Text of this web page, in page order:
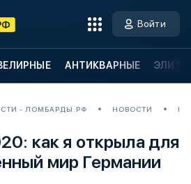
Войти
АНТИКВАРНЫЕ
- ЛОМБАРДЫ.РФ НОВОСТИ
как я открыла для
мир Германии